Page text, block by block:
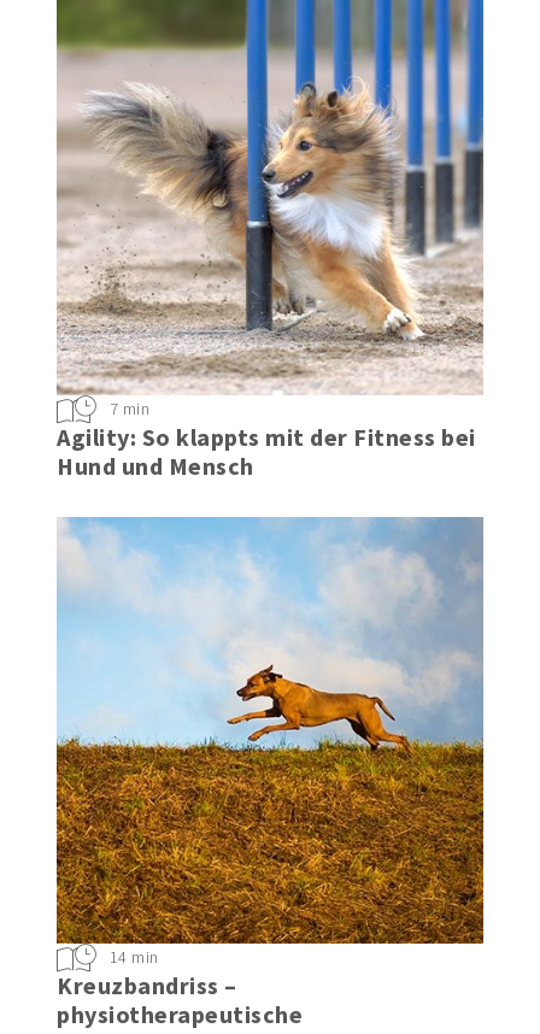
Agility: So klappts mit der Fitness bei
7 min
Kreuzbandriss –
14 min